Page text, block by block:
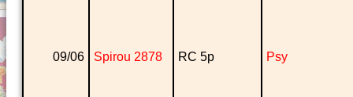
09/06 Spirou 2878 RC 5p Psy